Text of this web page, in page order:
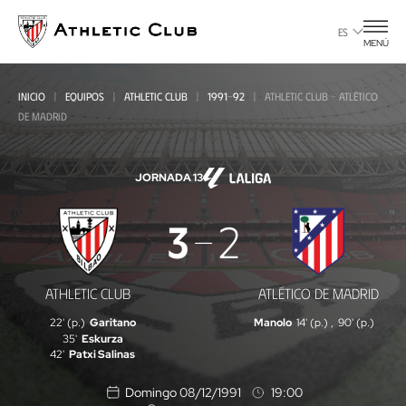
contenido
principal
ES
MENÚ
INICIO EQUIPOS ATHLETIC CLUB 1991-92
ATHLETIC CLUB - ATLÉTICO
DE MADRID
JORNADA 13
Athletic
Club
-
Atlético
ATHLETIC CLUB
3 2
ATLÉTICO DE MADRID
22' (p.) Garitano
35' Eskurza
42' Patxi Salinas
Manolo 14' (p.) , 90' (p.)
Domingo 08/12/1991
19:00